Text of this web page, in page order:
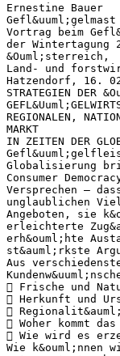
Ernestine Bauer
Vortrag beim
der Wintertagung
&Ouml;sterreich,
Land- und
Hatzendorf, 16.
STRATEGIEN DER
REGIONALEN,
MARKT
IN ZEITEN DER
Globalisierung
Consumer
Versprechen –
unglaublichen
Angeboten, sie
erleichterte
erh&ouml;hte
st&auml;rkste
Aus
 Frische und
 Herkunft und

 Woher kommt
 Wie wird es
Wie k&ouml;nnen